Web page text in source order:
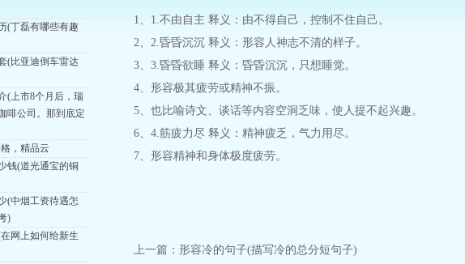
(丁磊有哪些有趣
(比亚迪倒车雷达
(上市8个月后，瑞
啡公司。那到底定
，精品云
钱(道光通宝的铜
(中烟工资待遇怎
)
网上如何给新生
1、1.不由自主 释义：由不得自己，控制不住自己。
2、2.昏昏沉沉 释义：形容人神志不清的样子。
3、3.昏昏欲睡 释义：昏昏沉沉，只想睡觉。
4、形容极其疲劳或精神不振。
5、也比喻诗文、谈话等内容空洞乏味，使人提不起兴趣。
6、4.筋疲力尽 释义：精神疲乏，气力用尽。
7、形容精神和身体极度疲劳。
上一篇： 形容冷的句子(描写冷的总分短句子)